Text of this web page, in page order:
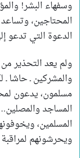
وسفهاء البشر!
المحتاجين، وتساعد
الدعوة التي تدعو
ولم يعد التحذير
والمشركين ـ حاشا
مسلمون، يدعون
المساجد
المسلمين،
ويحرشونهم